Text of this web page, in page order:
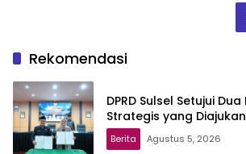
Rekomendasi
DPRD Sulsel Setujui
Strategis yang
Berita Agustus 5, 2026